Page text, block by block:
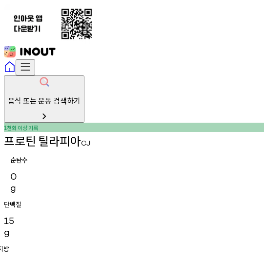
음식 또는 운동 검색하기
1천회 이상기록
프로틴 틸라피아CJ
순탄수
0
g
단백질
15
g
방